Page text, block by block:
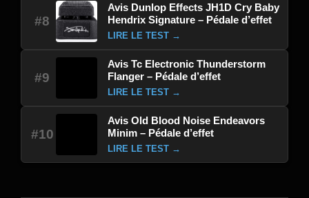
#8
Avis Dunlop Effects JH1D Cry Baby
Hendrix Signature – Pédale d’effet
LIRE LE TEST →
#9
Avis Tc Electronic Thunderstorm
Flanger – Pédale d’effet
LIRE LE TEST →
#10
Avis Old Blood Noise Endeavors
Minim – Pédale d’effet
LIRE LE TEST →